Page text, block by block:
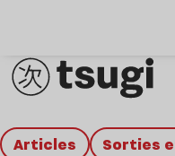
Articles Sorties